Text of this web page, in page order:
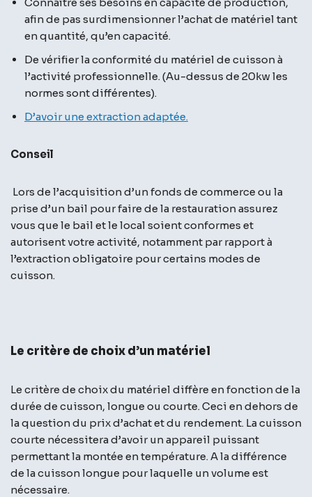
afin de pas surdimensionner l’achat de matériel tant
en quantité, qu’en capacité.
De vérifier la conformité du matériel de cuisson à
l’activité professionnelle. (Au-dessus de 20kw les
normes sont différentes).
D’avoir une extraction adaptée.
Conseil
Lors de l’acquisition d’un fonds de commerce ou la
prise d’un bail pour faire de la restauration assurez
vous que le bail et le local soient conformes et
autorisent votre activité, notamment par rapport à
l’extraction obligatoire pour certains modes de
cuisson.
Le critère de choix d’un matériel
Le critère de choix du matériel diffère en fonction de la
durée de cuisson, longue ou courte. Ceci en dehors de
la question du prix d’achat et du rendement. La cuisson
courte nécessitera d’avoir un appareil puissant
permettant la montée en température. A la différence
de la cuisson longue pour laquelle un volume est
nécessaire.